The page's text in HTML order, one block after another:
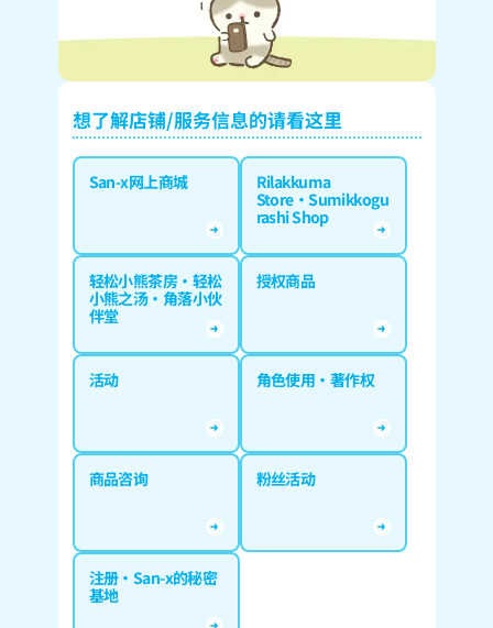
想了解店铺/服务信息的请看这里
San-x网上商城
Rilakkuma
Store·Sumikkogu
rashi Shop
轻松小熊茶房·轻松
小熊之汤·角落小伙
伴堂
授权商品
活动 角色使用·著作权
商品咨询 粉丝活动
注册·San-x的秘密
基地